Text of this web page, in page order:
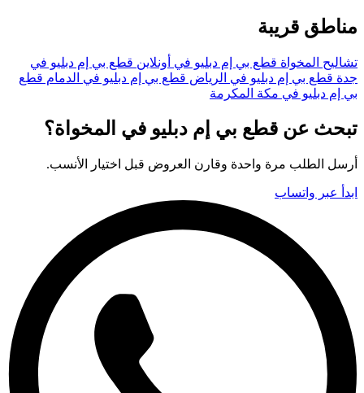
مناطق قريبة
تشاليح المخواة قطع بي إم دبليو في أونلاين قطع بي إم دبليو في
جدة قطع بي إم دبليو في الرياض قطع بي إم دبليو في الدمام قطع
بي إم دبليو في مكة المكرمة
تبحث عن قطع بي إم دبليو في المخواة؟
أرسل الطلب مرة واحدة وقارن العروض قبل اختيار الأنسب.
ابدأ عبر واتساب